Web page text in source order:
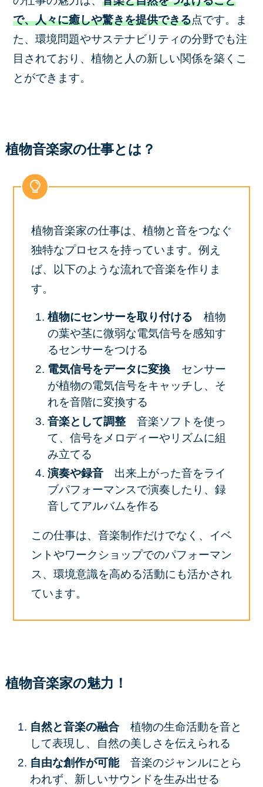
で、人々に癒しや驚きを提供できる点です。ま
た、環境問題やサステナビリティの分野でも注
目されており、植物と人の新しい関係を築くこ
とができます。
植物音楽家の仕事とは？
植物音楽家の仕事は、植物と音をつなぐ
独特なプロセスを持っています。例え
ば、以下のような流れで音楽を作りま
す。
植物にセンサーを取り付ける 植物
の葉や茎に微弱な電気信号を感知す
るセンサーをつける
電気信号をデータに変換 センサー
が植物の電気信号をキャッチし、そ
れを音階に変換する
音楽として調整 音楽ソフトを使っ
て、信号をメロディーやリズムに組
み立てる
演奏や録音 出来上がった音をライ
ブパフォーマンスで演奏したり、録
音してアルバムを作る
この仕事は、音楽制作だけでなく、イベ
ントやワークショップでのパフォーマン
ス、環境意識を高める活動にも活かされ
ています。
植物音楽家の魅力！
自然と音楽の融合植物の生命活動を音と
して表現し、自然の美しさを伝えられる
自由な創作が可能音楽のジャンルにとら
われず、新しいサウンドを生み出せる